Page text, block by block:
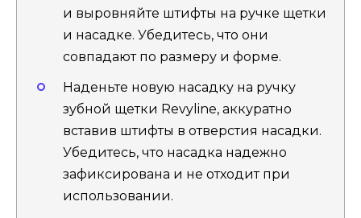
и выровняйте штифты на ручке щетки
и насадке. Убедитесь, что они
совпадают по размеру и форме.
Наденьте новую насадку на ручку
зубной щетки Revyline, аккуратно
вставив штифты в отверстия насадки.
Убедитесь, что насадка надежно
зафиксирована и не отходит при
использовании.